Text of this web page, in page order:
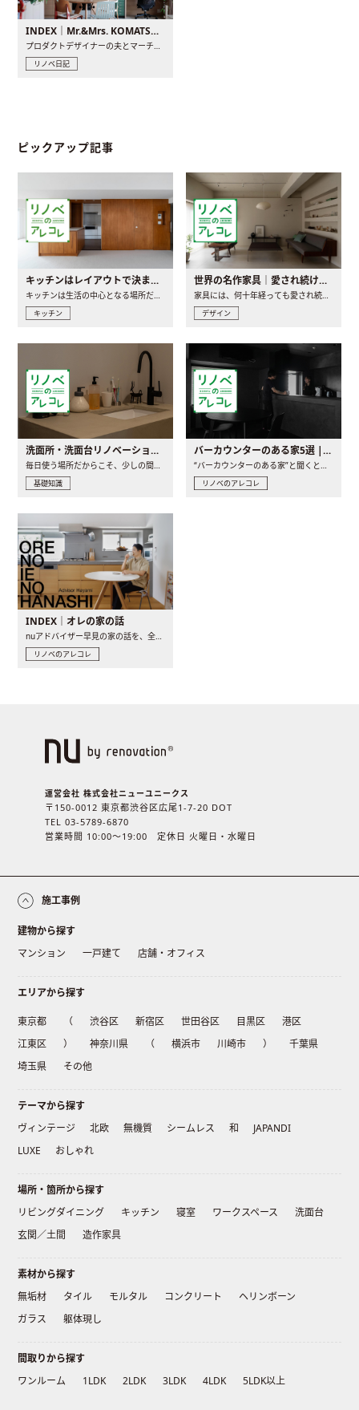
INDEX｜Mr.&Mrs. KOMATSU renovation diary
プロダクトデザイナーの夫とマーチャンダイザーの妻が、夫婦で..
リノベ日記
ピックアップ記事
キッチンはレイアウトで決まる。後悔しないための考え方と選び方
キッチンは生活の中心となる場所だからこそ、家の中のどこに置..
キッチン
世界の名作家具｜愛され続ける理由と一生モノとの出会い方
家具には、何十年経っても愛され続ける「名作」と呼ばれるもの..
デザイン
洗面所・洗面台リノベーションの事例と間取りアイデア
毎日使う場所だからこそ、少しの間取りの工夫や素材の選び方で..
基礎知識
バーカウンターのある家5選 | 日常に馴染む“距離の近い”キッチンとは
“バーカウンターのある家”と聞くと、少し特別な、大人のための..
リノベのアレコレ
INDEX｜オレの家の話
nuアドバイザー早見の家の話を、全4話でお届け。リノベーションを..
リノベのアレコレ
運営会社 株式会社ニューユニークス
〒150-0012 東京都渋谷区広尾1-7-20 DOT
TEL 03-5789-6870
営業時間 10:00〜19:00 定休日 火曜日・水曜日
施工事例
建物から探す
マンション
一戸建て 店舗・オフィス
エリアから探す
東京都 （ 渋谷区 新宿区 世田谷区 目黒区
港区
江東区
） 神奈川県 （ 横浜市 川崎市 ）
千葉県
埼玉県
その他
テーマから探す
ヴィンテージ
北欧 無機質 シームレス 和
JAPANDI
LUXE
おしゃれ
場所・箇所から探す
リビングダイニング
キッチン 寝室 ワークスペース
洗面台
玄関／土間
造作家具
素材から探す
無垢材
タイル モルタル コンクリート
ヘリンボーン
ガラス
躯体現し
間取りから探す
ワンルーム
1LDK 2LDK 3LDK 4LDK 5LDK以上